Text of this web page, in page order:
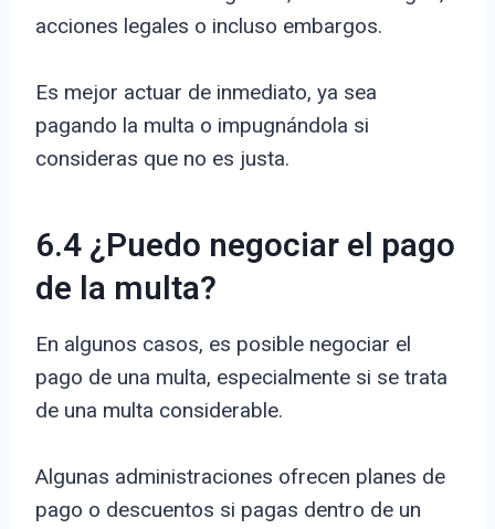
acciones legales o incluso embargos.
Es mejor actuar de inmediato, ya sea
pagando la multa o impugnándola si
consideras que no es justa.
6.4 ¿Puedo negociar el pago
de la multa?
En algunos casos, es posible negociar el
pago de una multa, especialmente si se trata
de una multa considerable.
Algunas administraciones ofrecen planes de
pago o descuentos si pagas dentro de un